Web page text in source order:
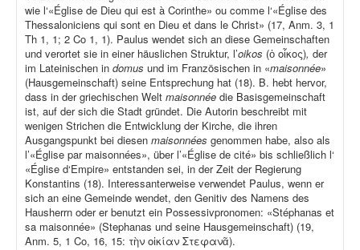
wie l‘«Église de Dieu qui est à Corinthe» ou comme l‘«Église des
Thessaloniciens qui sont en Dieu et dans le Christ» (17, Anm. 3, 1
Th 1, 1; 2 Co 1, 1). Paulus wendet sich an diese Gemeinschaften
und verortet sie in einer häuslichen Struktur, l’oikos (ὁ οἶκος), der
im Lateinischen in domus und im Französischen in «maisonnée»
(Hausgemeinschaft) seine Entsprechung hat (18). B. hebt hervor,
dass in der griechischen Welt maisonnée die Basisgemeinschaft
ist, auf der sich die Stadt gründet. Die Autorin beschreibt mit
wenigen Strichen die Entwicklung der Kirche, die ihren
Ausgangspunkt bei diesen maisonnées genommen habe, also als
l’«Église par maisonnées», über l’«Église de cité» bis schließlich l‘
«Église d‘Empire» entstanden sei, in der Zeit der Regierung
Konstantins (18). Interessanterweise verwendet Paulus, wenn er
sich an eine Gemeinde wendet, den Genitiv des Namens des
Hausherrn oder er benutzt ein Possessivpronomen: «Stéphanas et
sa maisonnée» (Stephanas und seine Hausgemeinschaft) (19,
Anm. 5, 1 Co, 16, 15: τὴν οἰκίαν Στεφανᾶ).